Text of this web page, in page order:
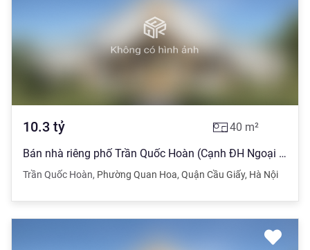
10.3 tỷ 40 m²
Bán nhà riêng phố Trần Quốc Hoàn (Cạnh ĐH Ngoại ngữ) DT 40m, 4 tầng
Trần Quốc Hoàn, Phường Quan Hoa, Quận Cầu Giấy, Hà Nội